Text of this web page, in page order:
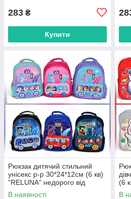
283 ₴
Купити
Рюкзак дитячий стильний
унісекс р-р 30*24*12см (6 кв)
"RELUNA" недорого від
прямого постачальника
В наявності
(6
В